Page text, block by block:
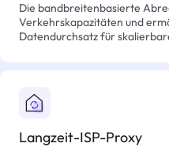
Die bandbreitenbasierte
Verkehrskapazitäten und
Datendurchsatz für
Langzeit-ISP-Proxy